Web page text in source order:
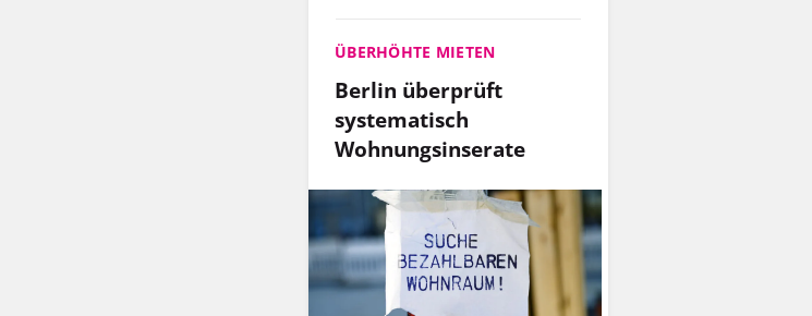
ÜBERHÖHTE MIETEN
Berlin überprüft
systematisch
Wohnungsinserate